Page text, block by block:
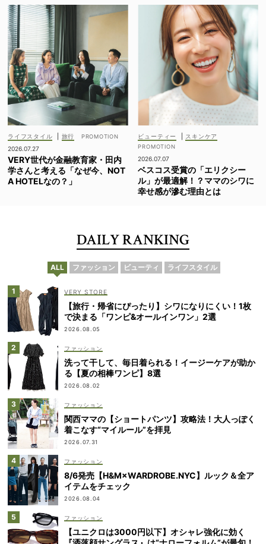
ライフスタイル
旅行
2026.07.27
VERY世代が金融教育家・田内
学さんと考える「なぜ今、NOT
A HOTELなの？」
ビューティー スキンケア
2026.07.07
ベスコス受賞の「エリクシー
ル」が最適解！？ママのシワに
幸せ感が滲む理由とは
DAILY RANKING
ALL ファッション ビューティ ライフスタイル
VERY STORE
【旅行・帰省にぴったり】シワになりにくい！1枚
で決まる「ワンピ&オールインワン」2選
2026.08.05
ファッション
洗って干して、毎日着られる！イージーケアが助か
る【夏の相棒ワンピ】8選
2026.08.02
ファッション
関西ママの【ショートパンツ】攻略法！大人っぽく
着こなす“マイルール”を拝見
2026.07.31
ファッション
8/6発売【H&M×WARDROBE.NYC】ルック＆全ア
イテムをチェック
2026.08.04
ファッション
【ユニクロは3000円以下】オシャレ強化に効く